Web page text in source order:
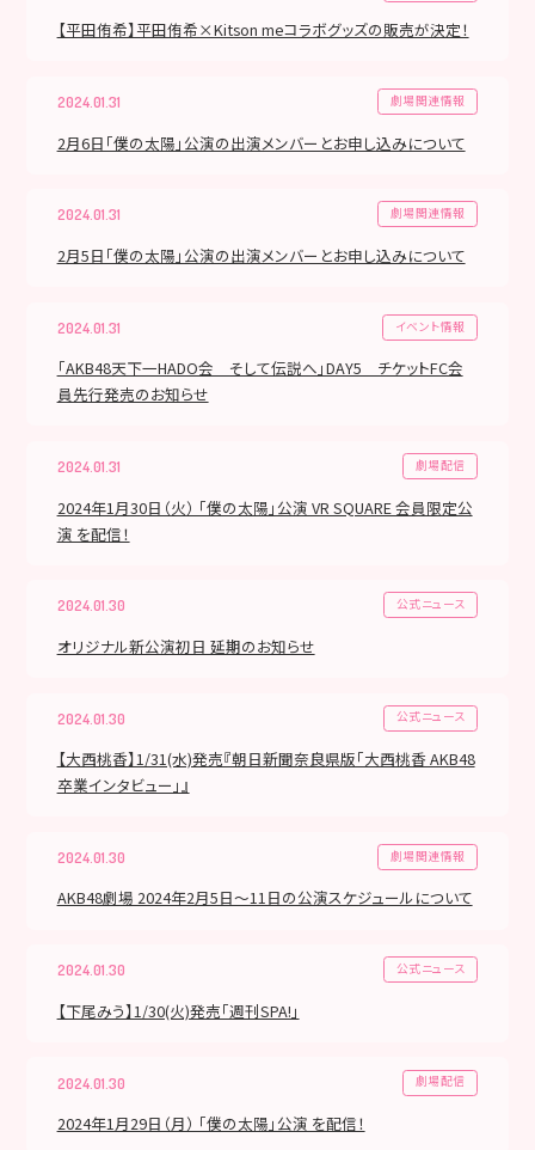
【平田侑希】平田侑希×Kitson meコラボグッズの販売が決定！
2024.01.31 劇場関連情報
2月6日「僕の太陽」公演の出演メンバーとお申し込みについて
2024.01.31 劇場関連情報
2月5日「僕の太陽」公演の出演メンバーとお申し込みについて
2024.01.31 イベント情報
「AKB48天下一HADO会 そして伝説へ」DAY5 チケットFC会
員先行発売のお知らせ
2024.01.31 劇場配信
2024年1月30日（火） 「僕の太陽」公演 VR SQUARE 会員限定公
演 を配信！
2024.01.30 公式ニュース
オリジナル新公演初日 延期のお知らせ
2024.01.30 公式ニュース
【大西桃香】1/31(水)発売『朝日新聞奈良県版「大西桃香 AKB48
卒業インタビュー」』
2024.01.30 劇場関連情報
AKB48劇場 2024年2月5日～11日の公演スケジュールについて
2024.01.30 公式ニュース
【下尾みう】1/30(火)発売「週刊SPA!」
2024.01.30 劇場配信
2024年1月29日（月） 「僕の太陽」公演 を配信！